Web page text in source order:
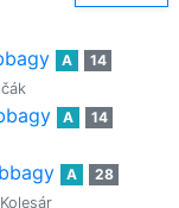
A
14
A
14
A
28